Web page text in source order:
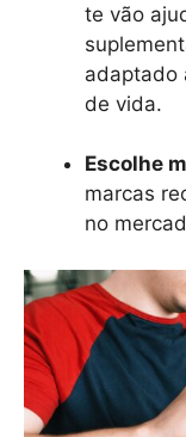
te vão
adaptado
de vida.
Escolhe
marcas
no